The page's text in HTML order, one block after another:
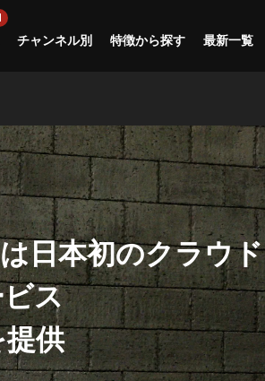
チャンネル別 特徴から探す 最新一覧
日本初のクラウド
ス
供